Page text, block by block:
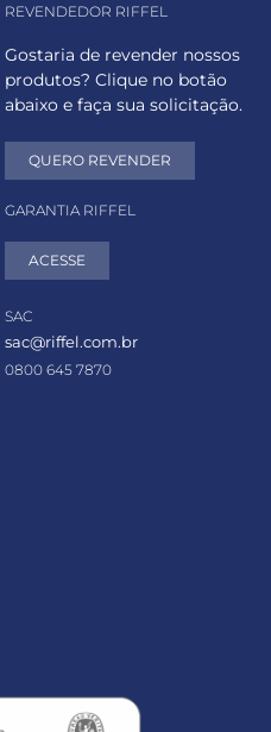
REVENDEDOR RIFFEL
Gostaria de revender nossos
produtos? Clique no botão
abaixo e faça sua solicitação.
QUERO REVENDER
GARANTIA RIFFEL
ACESSE
SAC
sac@riffel.com.br
0800 645 7870